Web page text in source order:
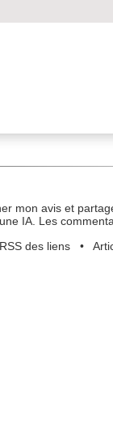
mon avis et
IA. Les
RSS des liens•